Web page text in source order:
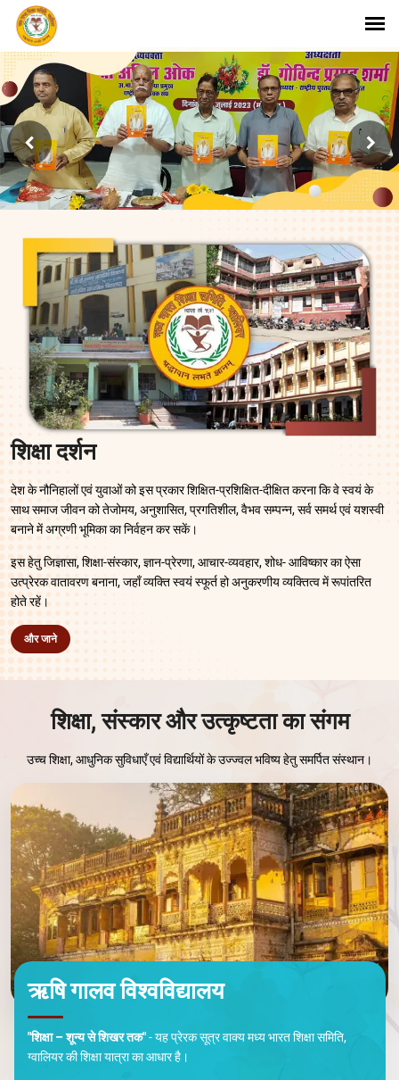
शिक्षा दर्शन
देश के नौनिहालों एवं युवाओं को इस प्रकार शिक्षित-प्रशिक्षित-दीक्षित करना कि वे स्वयं के
साथ समाज जीवन को तेजोमय, अनुशासित, प्रगतिशील, वैभव सम्पन्न, सर्व समर्थ एवं यशस्वी
बनाने में अग्रणी भूमिका का निर्वहन कर सकें।
इस हेतु जिज्ञासा, शिक्षा-संस्कार, ज्ञान-प्रेरणा, आचार-व्यवहार, शोध- आविष्कार का ऐसा
उत्प्रेरक वातावरण बनाना, जहाँ व्यक्ति स्वयं स्फूर्त हो अनुकरणीय व्यक्तित्व में रूपांतरित
होते रहें।
और जाने
शिक्षा, संस्कार और उत्कृष्टता का संगम
उच्च शिक्षा, आधुनिक सुविधाएँ एवं विद्यार्थियों के उज्ज्वल भविष्य हेतु समर्पित संस्थान।
ऋषि गालव विश्वविद्यालय
"शिक्षा – शून्य से शिखर तक"- यह प्रेरक सूत्र वाक्य मध्य भारत शिक्षा समिति,
ग्वालियर की शिक्षा यात्रा का आधार है।